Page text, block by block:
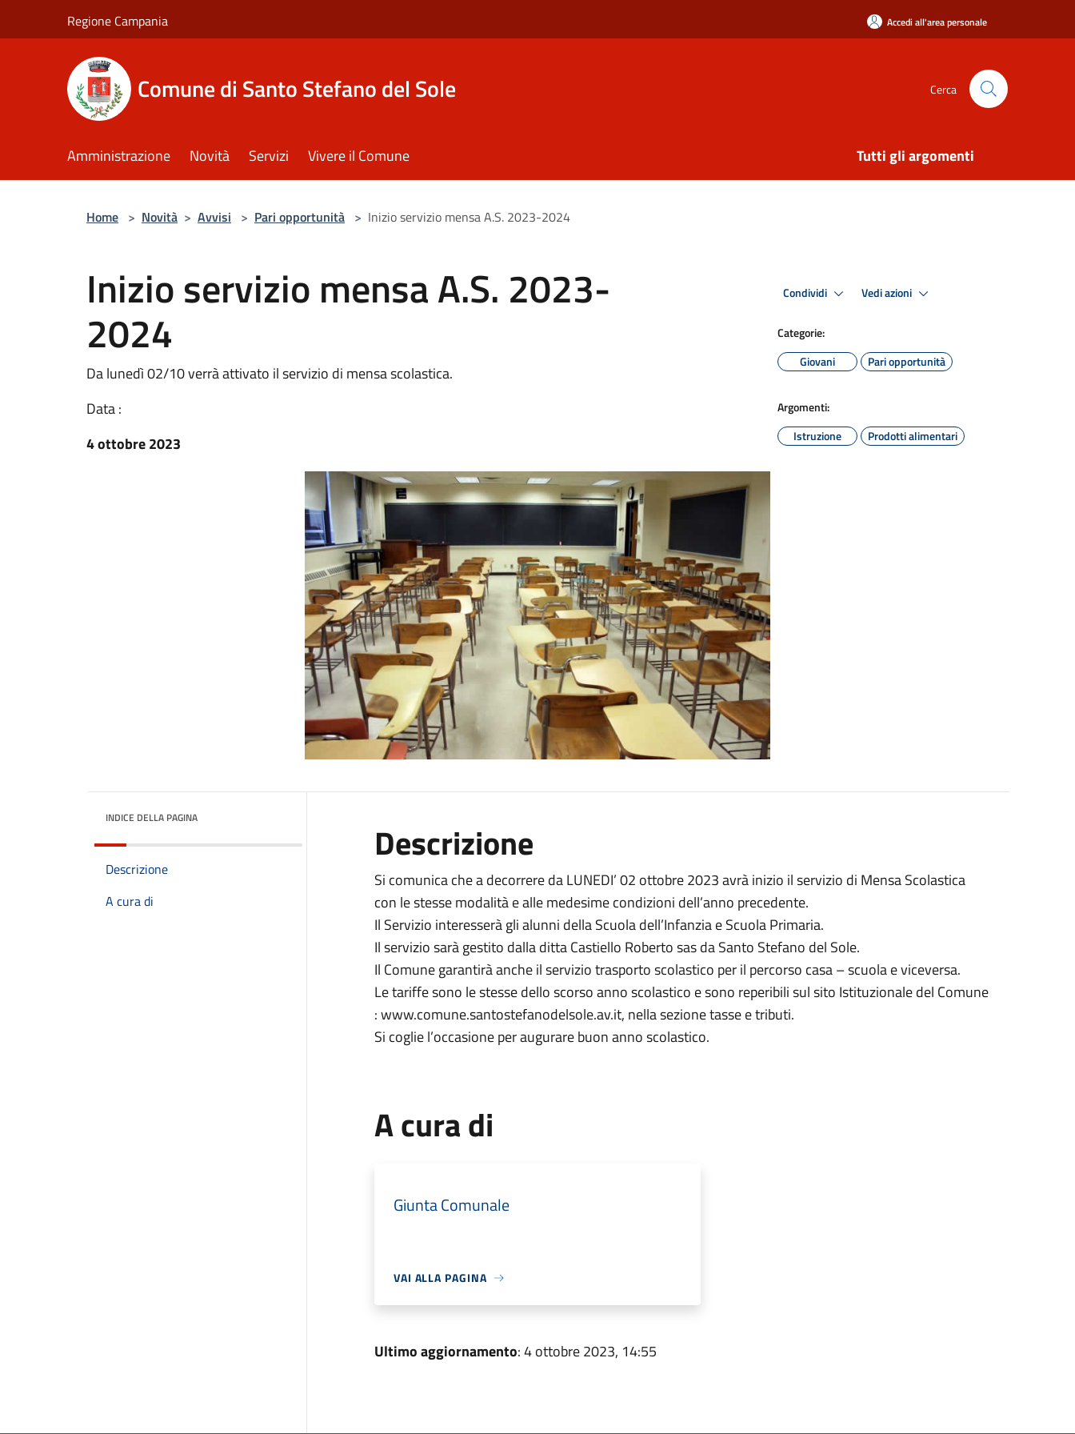
Regione Campania Accedi all'area personale
Comune di Santo Stefano del Sole Cerca
Amministrazione Novità Servizi Vivere il Comune Tutti gli argomenti
Home > Novità > Avvisi > Pari opportunità > Inizio servizio mensa A.S. 2023-2024
Inizio servizio mensa A.S. 2023-
2024
Da lunedì 02/10 verrà attivato il servizio di mensa scolastica.
Data :
4 ottobre 2023
Condividi Vedi azioni
Categorie:
Giovani
Pari opportunità
Argomenti:
Istruzione
Prodotti alimentari
INDICE DELLA PAGINA
Descrizione
A cura di
Descrizione
Si comunica che a decorrere da LUNEDI’ 02 ottobre 2023 avrà inizio il servizio di Mensa Scolastica
con le stesse modalità e alle medesime condizioni dell’anno precedente.
Il Servizio interesserà gli alunni della Scuola dell’Infanzia e Scuola Primaria.
Il servizio sarà gestito dalla ditta Castiello Roberto sas da Santo Stefano del Sole.
Il Comune garantirà anche il servizio trasporto scolastico per il percorso casa – scuola e viceversa.
Le tariffe sono le stesse dello scorso anno scolastico e sono reperibili sul sito Istituzionale del Comune
: www.comune.santostefanodelsole.av.it, nella sezione tasse e tributi.
Si coglie l’occasione per augurare buon anno scolastico.
A cura di
Giunta Comunale
VAI ALLA PAGINA
Ultimo aggiornamento: 4 ottobre 2023, 14:55